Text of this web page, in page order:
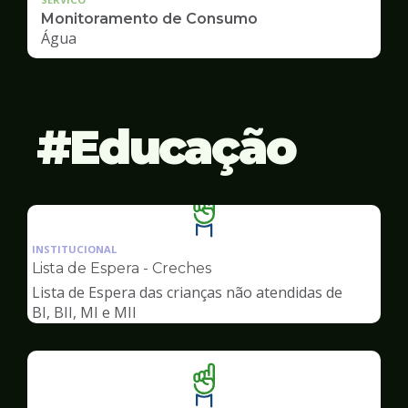
Monitoramento de Consumo
Água
Educação
Ilustração
da
pagina
Educação
INSTITUCIONAL
Lista de Espera - Creches
Lista de Espera das crianças não atendidas de
BI, BII, MI e MII
Ilustração